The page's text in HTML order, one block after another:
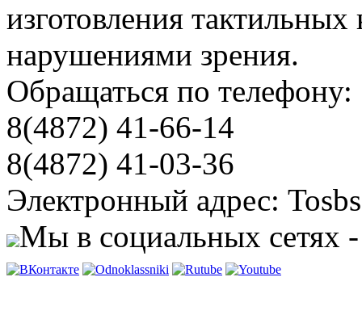
изготовления
нарушениями зрения.
Обращаться по телефону:
8(4872) 41-66-14
8(4872) 41-03-36
Электронный адрес:
Мы в социальных сетях